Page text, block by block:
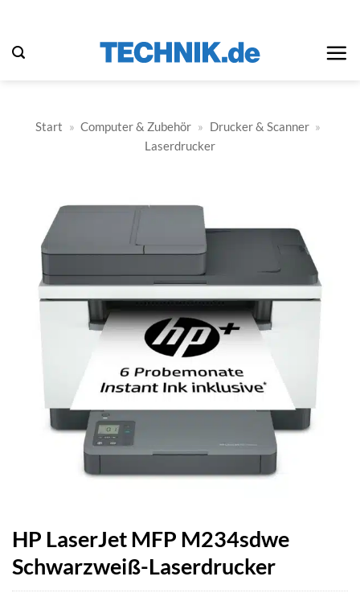
springen
Start » Computer & Zubehör » Drucker & Scanner »
Laserdrucker
HP LaserJet MFP M234sdwe
Schwarzweiß-Laserdrucker